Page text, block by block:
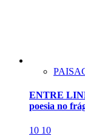
ENTRE
poesia no
10 10